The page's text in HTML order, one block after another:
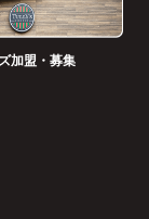
加盟・募集